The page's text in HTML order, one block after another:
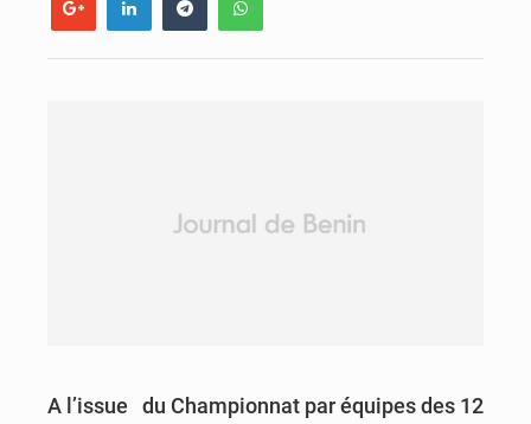
A l’issue du Championnat par équipes des 12